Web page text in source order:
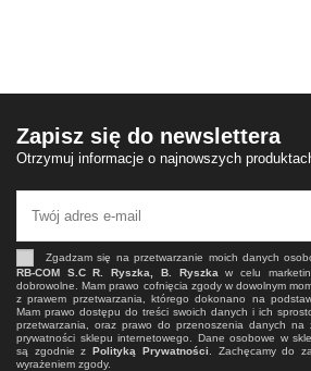
Zapisz się do newslettera
Otrzymuj informacje o najnowszych
Zgadzam się na przetwarzanie moich danych
RB-COM S.C R. Ryszka, B. Ryszka w celu
dobrowolne. Mam prawo cofnięcia zgody w dowolnym
z prawem przetwarzania, którego dokonano na
Mam prawo dostępu do treści swoich danych i ich
przetwarzania, oraz prawo do przenoszenia danych na
prywatności sklepu internetowego. Dane osobowe w
są zgodnie zPolityką Prywatności . Zachęcamy do
wyrażeniem zgody.